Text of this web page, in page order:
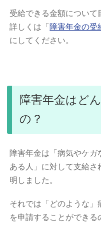
受給できる金額について
詳しくは「 障害年金の受
にしてください。
障害年金はど
の？
障害年金は「病気やケ
ある人」に対して支給さ
明しました。
それでは「どのような」
を申請することができる